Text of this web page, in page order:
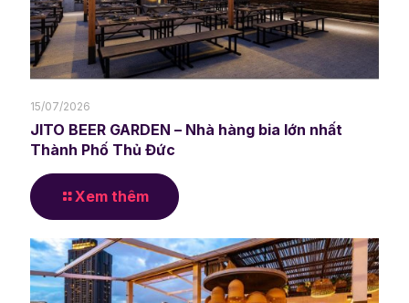
15/07/2026
JITO BEER GARDEN – Nhà hàng bia lớn nhất
Thành Phố Thủ Đức
Xem thêm